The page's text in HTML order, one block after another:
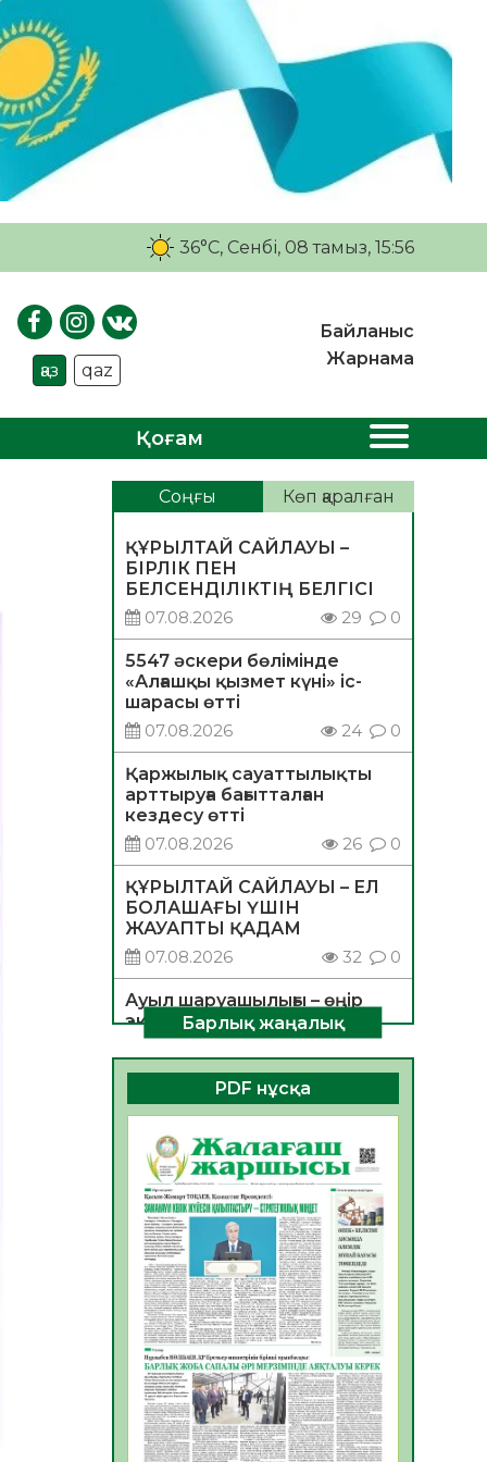
36°C, Сенбі, 08 тамыз, 15:56
қаз qaz
Байланыс
Жарнама
Қоғам
Соңғы Көп қаралған
ҚҰРЫЛТАЙ САЙЛАУЫ –
БІРЛІК ПЕН
БЕЛСЕНДІЛІКТІҢ БЕЛГІСІ
07.08.2026
29 0
5547 әскери бөлімінде
«Алғашқы қызмет күні» іс-
шарасы өтті
07.08.2026
24 0
Қаржылық сауаттылықты
арттыруға бағытталған
кездесу өтті
07.08.2026
26 0
ҚҰРЫЛТАЙ САЙЛАУЫ – ЕЛ
БОЛАШАҒЫ ҮШІН
ЖАУАПТЫ ҚАДАМ
07.08.2026
32 0
Ауыл шаруашылығы – өңір
экономикасының негізгі
тірегі
06.08.2026
40 0
ҚОҒАМДЫҚ БЕЛСЕНДІЛІК –
ЕЛ ДАМУЫНЫҢ НЕГІЗІ
06.08.2026
37
ҚҰРЫЛТАЙ САЙЛАУЫ –
БОЛАШАҚҚА БАСТАР
ЖАУАПТЫ ТАҢДАУ
06.08.2026
39
Инфекциялық ауруларға
қарсы иммундау
жұмыстарының тиімділігі
06.08.2026
41
Көкжөтел ауруы туралы
Барлық жаңалық
PDF нұсқа